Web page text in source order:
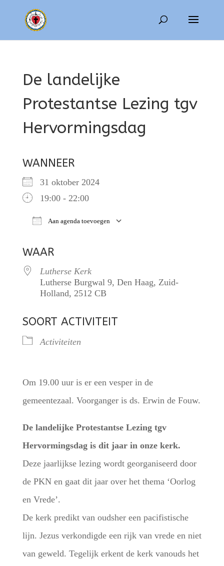
De landelijke
Protestantse Lezing tgv
Hervormingsdag
WANNEER
31 oktober 2024
19:00 - 22:00
Aan agenda toevoegen
WAAR
Lutherse Kerk
Lutherse Burgwal 9, Den Haag, Zuid-
Holland, 2512 CB
SOORT ACTIVITEIT
Activiteiten
Om 19.00 uur is er een vesper in de
gemeentezaal. Voorganger is ds. Erwin de Fouw.
De landelijke Protestantse Lezing tgv
Hervormingsdag is dit jaar in onze kerk.
Deze jaarlijkse lezing wordt georganiseerd door
de PKN en gaat dit jaar over het thema ‘Oorlog
en Vrede’.
De kerk predikt van oudsher een pacifistische
lijn. Jezus verkondigde een rijk van vrede en niet
van geweld. Tegelijk erkent de kerk vanouds het